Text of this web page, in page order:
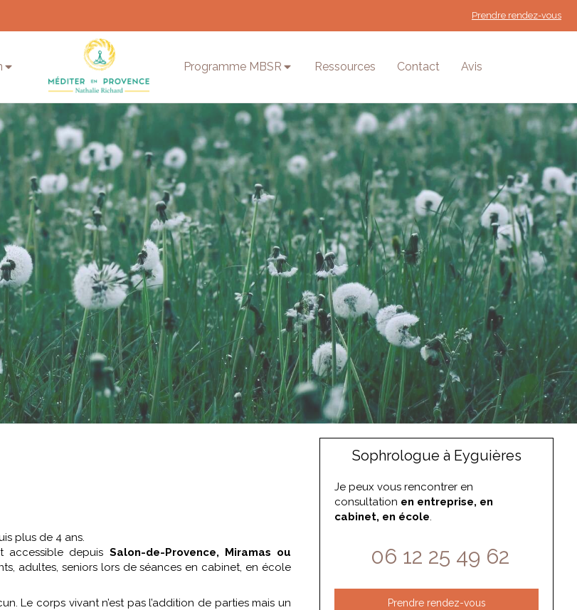
Prendre rendez-vous
Programme MBSR Ressources Contact Avis
plus de 4 ans.
accessible depuis Salon-de-Provence, Miramas ou
adultes, seniors lors de séances en cabinet, en école
Le corps vivant n’est pas l’addition de parties mais un
Sophrologue à Eyguières
Je peux vous rencontrer en
consultation en entreprise, en
cabinet, en école.
06 12 25 49 62
Prendre rendez-vous